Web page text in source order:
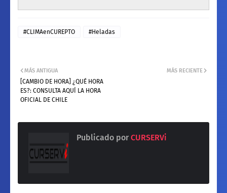
#CLIMAenCUREPTO #Heladas
MÁS RECIENTE
MÁS ANTIGUA
[CAMBIO DE HORA] ¿QUÉ HORA
ES?: CONSULTA AQUÍ LA HORA
OFICIAL DE CHILE
Publicado por CURSERVi